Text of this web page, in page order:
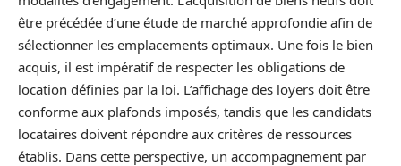
être précédée d’une étude de marché approfondie afin de
sélectionner les emplacements optimaux. Une fois le bien
acquis, il est impératif de respecter les obligations de
location définies par la loi. L’affichage des loyers doit être
conforme aux plafonds imposés, tandis que les candidats
locataires doivent répondre aux critères de ressources
établis. Dans cette perspective, un accompagnement par